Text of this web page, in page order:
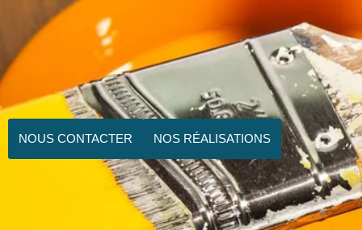
NOUS CONTACTER NOS RÉALISATIONS